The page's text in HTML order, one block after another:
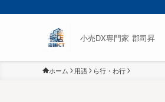
小売DX専門家 郡司昇
ホーム 用語 ら行・わ行